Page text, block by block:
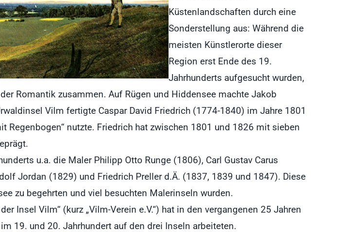
Küstenlandschaften durch eine
Sonderstellung aus: Während die
meisten Künstlerorte dieser
Region erst Ende des 19.
Jahrhunderts aufgesucht wurden,
Romantik zusammen. Auf Rügen und Hiddensee machte Jakob
Vilm fertigte Caspar David Friedrich (1774-1840) im Jahre 1801
Regenbogen“ nutzte. Friedrich hat zwischen 1801 und 1826 mit sieben
u.a. die Maler Philipp Otto Runge (1806), Carl Gustav Carus
Jordan (1829) und Friedrich Preller d.Ä. (1837, 1839 und 1847). Diese
zu begehrten und viel besuchten Malerinseln wurden.
Insel Vilm“ (kurz „Vilm-Verein e.V.“) hat in den vergangenen 25 Jahren
19. und 20. Jahrhundert auf den drei Inseln arbeiteten.